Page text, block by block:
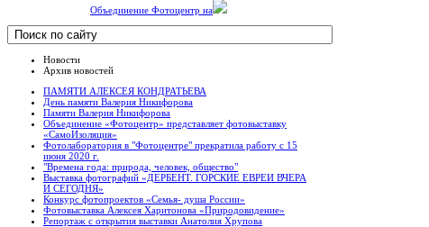
Объединение Фотоцентр на
Новости
Архив новостей
ПАМЯТИ АЛЕКСЕЯ КОНДРАТЬЕВА
День памяти Валерия Никифорова
Памяти Валерия Никифорова
Объединение «Фотоцентр» представляет фотовыставку
«СамоИзоляция»
Фотолаборатория в "Фотоцентре" прекратила работу с 15
июня 2020 г.
"Времена года: природа, человек, общество"
Выставка фотографий «ДЕРБЕНТ. ГОРСКИЕ ЕВРЕИ ВЧЕРА
И СЕГОДНЯ»
Конкурс фотопроектов «Семья- душа России»
Фотовыставка Алексея Харитонова «Природовидение»
Репортаж с открытия выставки Анатолия Хрупова